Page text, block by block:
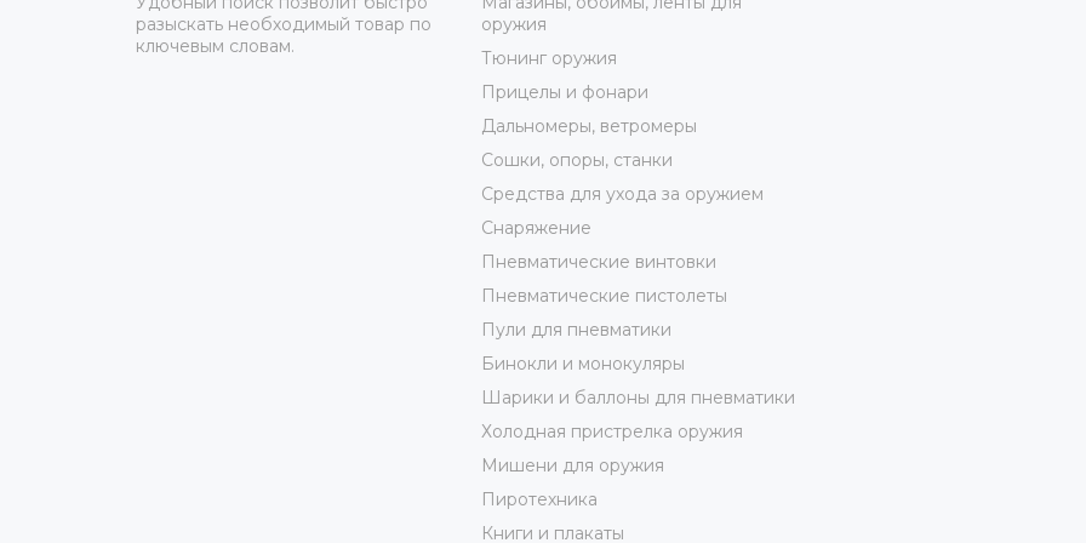
разыскать необходимый товар по
ключевым словам.
оружия
Тюнинг оружия
Прицелы и фонари
Дальномеры, ветромеры
Сошки, опоры, станки
Средства для ухода за оружием
Снаряжение
Пневматические винтовки
Пневматические пистолеты
Пули для пневматики
Бинокли и монокуляры
Шарики и баллоны для пневматики
Холодная пристрелка оружия
Мишени для оружия
Пиротехника
Книги и плакаты